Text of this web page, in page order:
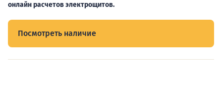
онлайн расчетов электрощитов.
Посмотреть наличие